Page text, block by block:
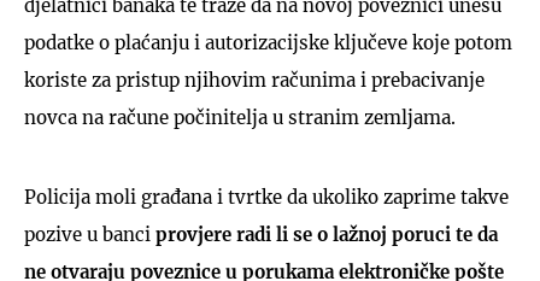
djelatnici banaka te traže da na novoj poveznici unesu
podatke o plaćanju i autorizacijske ključeve koje potom
koriste za pristup njihovim računima i prebacivanje
novca na račune počinitelja u stranim zemljama.
Policija moli građana i tvrtke da ukoliko zaprime takve
pozive u banci provjere radi li se o lažnoj poruci te da
ne otvaraju poveznice u porukama elektroničke pošte